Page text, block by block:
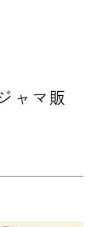
ャマ販